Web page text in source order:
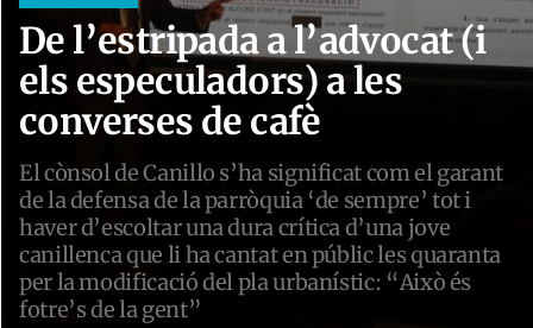
De l’estripada a l’advocat (i
els especuladors) a les
converses de cafè
El cònsol de Canillo s’ha significat com el garant
de la defensa de la parròquia ‘de sempre’ tot i
haver d’escoltar una dura crítica d’una jove
canillenca que li ha cantat en públic les quaranta
per la modificació del pla urbanístic: “Això és
fotre’s de la gent”